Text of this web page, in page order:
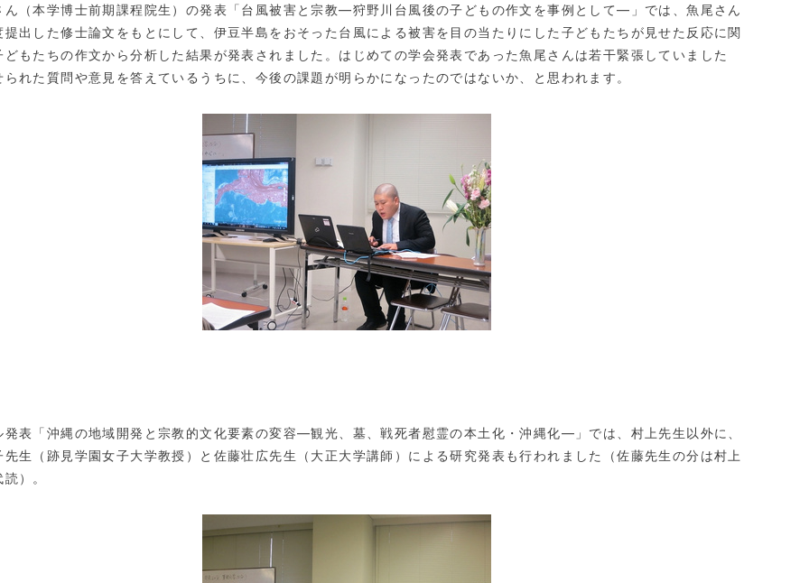
（本学博士前期課程院生）の発表「台風被害と宗教―狩野川台風後の子どもの作文を事例として―」では、魚尾さん
提出した修士論文をもとにして、伊豆半島をおそった台風による被害を目の当たりにした子どもたちが見せた反応に関
どもたちの作文から分析した結果が発表されました。はじめての学会発表であった魚尾さんは若干緊張していました
られた質問や意見を答えているうちに、今後の課題が明らかになったのではないか、と思われます。
表「沖縄の地域開発と宗教的文化要素の変容―観光、墓、戦死者慰霊の本土化・沖縄化―」では、村上先生以外に、
先生（跡見学園女子大学教授）と佐藤壮広先生（大正大学講師）による研究発表も行われました（佐藤先生の分は村上
）。